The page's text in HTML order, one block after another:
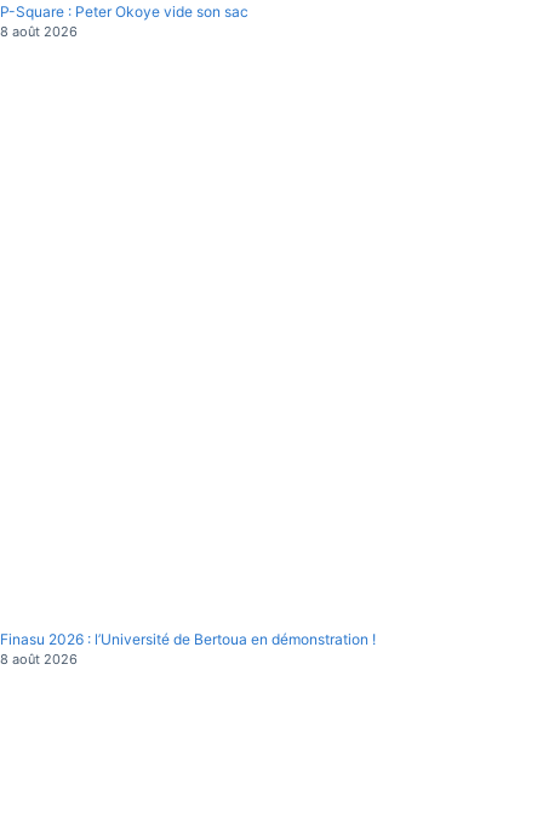
P-Square : Peter Okoye vide son sac
8 août 2026
Finasu 2026 : l’Université de Bertoua en démonstration !
8 août 2026